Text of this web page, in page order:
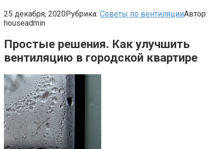
25 декабря, 2020Рубрика: Советы по вентиляцииАвтор:
houseadmin
Простые решения. Как улучшить
вентиляцию в городской квартире